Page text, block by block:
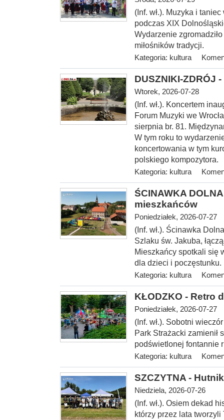
(Inf. wł.). Muzyka i
podczas XIX
Wydarzenie
miłośników tradycji.
Kategoria: kultura
DUSZNIKI-ZDRÓJ
Wtorek, 2026-07-28
(Inf. wł.). Koncertem
Forum Muzyki we
sierpnia br. 81.
W tym roku to
koncertowania w tym
polskiego kompozytora.
Kategoria: kultura
ŚCINAWKA
mieszkańców
Poniedziałek, 2026-07-27
(Inf. wł.). Ścinawka
Szlaku św. Jakuba,
Mieszkańcy spotkali się
dla dzieci i poczęstunku.
Kategoria: kultura
KŁODZKO - Retro
Poniedziałek, 2026-07-27
(Inf. wł.). Sobotni
Park Strażacki zamienił
podświetlonej fontannie
Kategoria: kultura
SZCZYTNA -
Niedziela, 2026-07-26
(Inf. wł.). Osiem dekad
którzy przez lata